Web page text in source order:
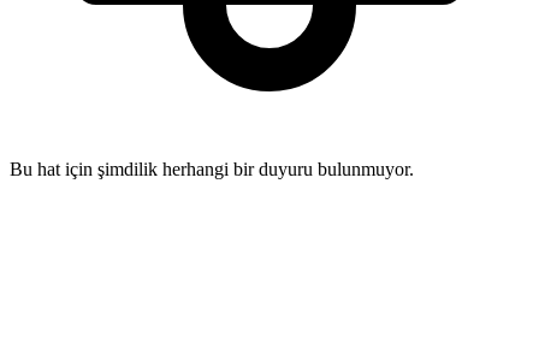
Bu hat için şimdilik herhangi bir duyuru bulunmuyor.